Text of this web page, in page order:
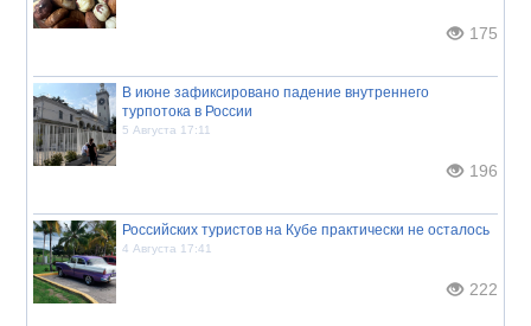
175
В июне зафиксировано падение внутреннего
турпотока в России
5 Августа 17:11
196
Российских туристов на Кубе практически не осталось
4 Августа 17:41
222